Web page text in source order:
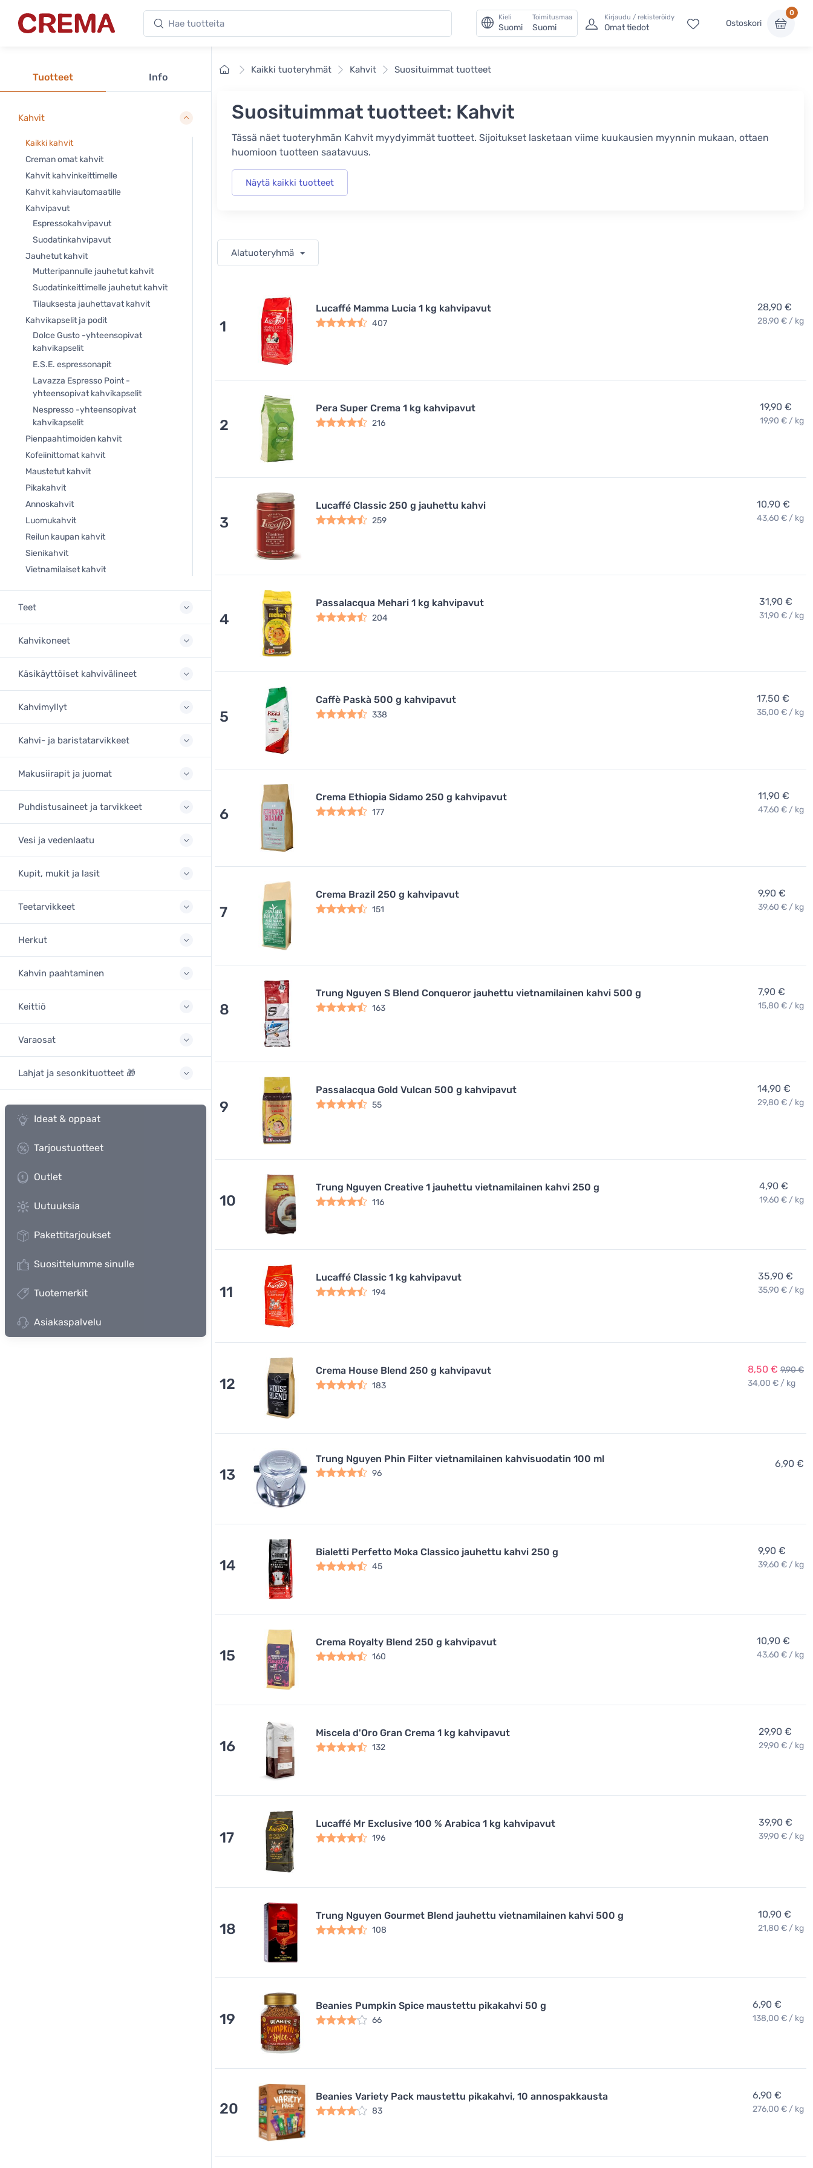
Crema Hae tuotteita Kieli
Suomi
Toimitusmaa
Suomi
Kirjaudu / rekisteröidy
Omat tiedot Ostoskori
0
Tuotteet Info
Kahvit
Kaikki kahvit
Creman omat kahvit
Kahvit kahvinkeittimelle
Kahvit kahviautomaatille
Kahvipavut
Espressokahvipavut
Suodatinkahvipavut
Jauhetut kahvit
Mutteripannulle jauhetut kahvit
Suodatinkeittimelle jauhetut kahvit
Tilauksesta jauhettavat kahvit
Kahvikapselit ja podit
Dolce Gusto -yhteensopivat
kahvikapselit
E.S.E. espressonapit
Lavazza Espresso Point -
yhteensopivat kahvikapselit
Nespresso -yhteensopivat
kahvikapselit
Pienpaahtimoiden kahvit
Kofeiinittomat kahvit
Maustetut kahvit
Pikakahvit
Annoskahvit
Luomukahvit
Reilun kaupan kahvit
Sienikahvit
Vietnamilaiset kahvit
Teet
Kahvikoneet
Käsikäyttöiset kahvivälineet
Kahvimyllyt
Kahvi- ja baristatarvikkeet
Makusiirapit ja juomat
Puhdistusaineet ja tarvikkeet
Vesi ja vedenlaatu
Kupit, mukit ja lasit
Teetarvikkeet
Herkut
Kahvin paahtaminen
Keittiö
Varaosat
Lahjat ja sesonkituotteet 🎁
Ideat & oppaat
Tarjoustuotteet
Outlet
Uutuuksia
Pakettitarjoukset
Suosittelumme sinulle
Tuotemerkit
Asiakaspalvelu
EtusivuKaikki tuoteryhmät Kahvit Suosituimmat tuotteet
Suosituimmat tuotteet: Kahvit
Tässä näet tuoteryhmän Kahvit myydyimmät tuotteet. Sijoitukset lasketaan viime kuukausien myynnin mukaan, ottaen
huomioon tuotteen saatavuus.
Näytä kaikki tuotteet
Alatuoteryhmä
1
Lucaffé Mamma Lucia 1 kg kahvipavut
407
28,90 €
28,90 € / kg
2
Pera Super Crema 1 kg kahvipavut
216
19,90 €
19,90 € / kg
3
Lucaffé Classic 250 g jauhettu kahvi
259
10,90 €
43,60 € / kg
4
Passalacqua Mehari 1 kg kahvipavut
204
31,90 €
31,90 € / kg
5
Caffè Paskà 500 g kahvipavut
338
17,50 €
35,00 € / kg
6
Crema Ethiopia Sidamo 250 g kahvipavut
177
11,90 €
47,60 € / kg
7
Crema Brazil 250 g kahvipavut
151
9,90 €
39,60 € / kg
8
Trung Nguyen S Blend Conqueror jauhettu vietnamilainen kahvi 500 g
163
7,90 €
15,80 € / kg
9
Passalacqua Gold Vulcan 500 g kahvipavut
55
14,90 €
29,80 € / kg
10
Trung Nguyen Creative 1 jauhettu vietnamilainen kahvi 250 g
116
4,90 €
19,60 € / kg
11
Lucaffé Classic 1 kg kahvipavut
194
35,90 €
35,90 € / kg
12
Crema House Blend 250 g kahvipavut
183
8,50 € 9,90 €
34,00 € / kg
13
Trung Nguyen Phin Filter vietnamilainen kahvisuodatin 100 ml
96
6,90 €
14
Bialetti Perfetto Moka Classico jauhettu kahvi 250 g
45
9,90 €
39,60 € / kg
15
Crema Royalty Blend 250 g kahvipavut
160
10,90 €
43,60 € / kg
16
Miscela d'Oro Gran Crema 1 kg kahvipavut
132
29,90 €
29,90 € / kg
17
Lucaffé Mr Exclusive 100 % Arabica 1 kg kahvipavut
196
39,90 €
39,90 € / kg
18
Trung Nguyen Gourmet Blend jauhettu vietnamilainen kahvi 500 g
108
10,90 €
21,80 € / kg
19
Beanies Pumpkin Spice maustettu pikakahvi 50 g
66
6,90 €
138,00 € / kg
20
Beanies Variety Pack maustettu pikakahvi, 10 annospakkausta
83
6,90 €
276,00 € / kg